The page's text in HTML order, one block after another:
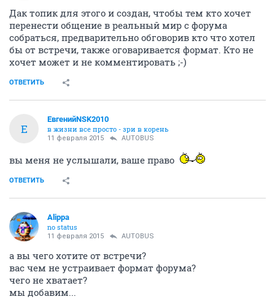
Дак топик для этого и создан, чтобы тем кто хочет
перенести общение в реальный мир с форума
собраться, предварительно обговорив кто что хотел
бы от встречи, также оговаривается формат. Кто не
хочет может и не комментировать ;-)
ОТВЕТИТЬ
Е
ЕвгенийNSK2010
в жизни все просто - зри в корень
11 февраля 2015 AUTOBUS
вы меня не услышали, ваше право
ОТВЕТИТЬ
Alippa
no status
11 февраля 2015 AUTOBUS
а вы чего хотите от встречи?
вас чем не устраивает формат форума?
чего не хватает?
мы добавим...